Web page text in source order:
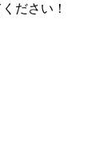
ださい！